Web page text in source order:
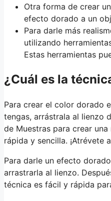
Otra forma de crear
efecto dorado a un
Para darle más
utilizando
Estas herramientas
¿Cuál es la
Para crear el color dorado
tengas, arrástrala al lienzo
de Muestras para crear
rápida y sencilla. ¡Atrévete
Para darle un efecto
arrastrarla al lienzo.
técnica es fácil y rápida